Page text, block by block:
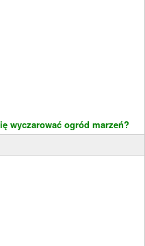
wyczarować ogród marzeń?